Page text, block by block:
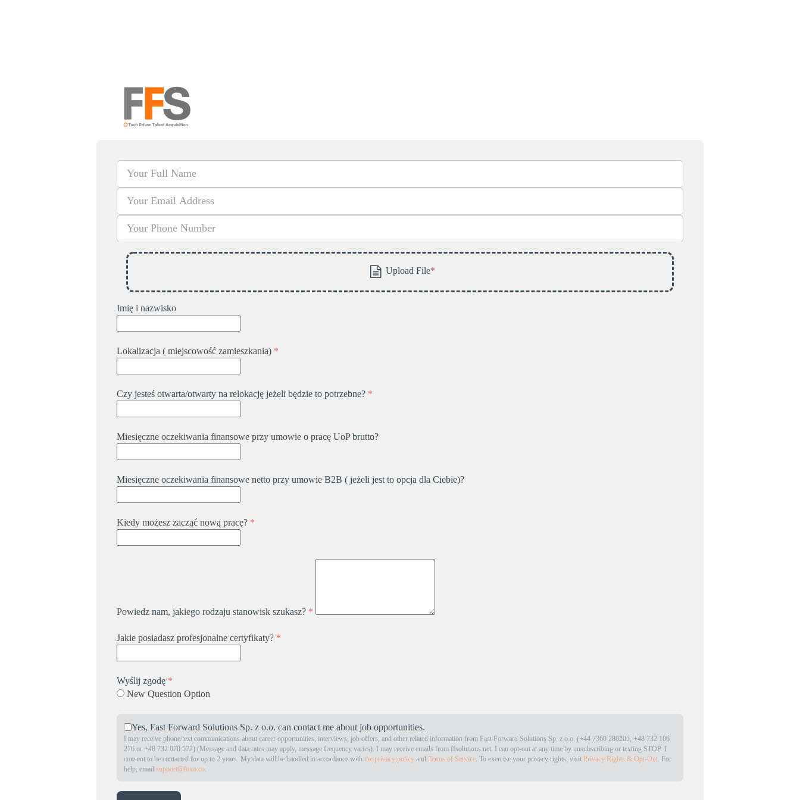
Imię i nazwisko
Lokalizacja ( miejscowość zamieszkania) *
Czy jesteś otwarta/otwarty na relokację jeżeli będzie to potrzebne? *
Miesięczne oczekiwania finansowe przy umowie o pracę UoP brutto?
Miesięczne oczekiwania finansowe netto przy umowie B2B ( jeżeli jest to opcja dla Ciebie)?
Kiedy możesz zacząć nową pracę? *
Powiedz nam, jakiego rodzaju stanowisk szukasz? *
Jakie posiadasz profesjonalne certyfikaty? *
Wyślij zgodę *
New Question Option
Yes, Fast Forward Solutions Sp. z o.o. can contact me about job opportunities.
I may receive phone/text communications about career opportunities, interviews, job offers, and other related information from Fast Forward Solutions Sp. z o.o. (+44 7360 280205, +48 732 106
276 or +48 732 070 572) (Message and data rates may apply, message frequency varies). I may receive emails from ffsolutions.net. I can opt-out at any time by unsubscribing or texting STOP. I
consent to be contacted for up to 2 years. My data will be handled in accordance with the privacy policyand Terms of Service. To exercise your privacy rights, visit Privacy Rights & Opt-Out. For
help, email support@loxo.co.